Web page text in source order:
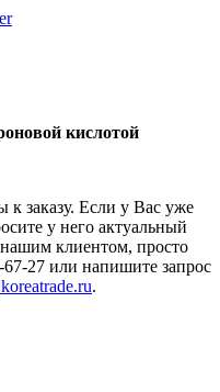
кислотой
к заказу. Если у Вас уже
у него актуальный
клиентом, просто
27 или напишите запрос
.